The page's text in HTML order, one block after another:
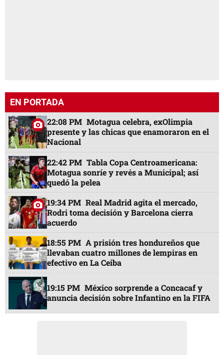
EN PORTADA
22:08 PM Motagua celebra, exOlimpia
presente y las chicas que enamoraron en el
Nacional
22:42 PM Tabla Copa Centroamericana:
Motagua sonríe y revés a Municipal; así
quedó la pelea
19:34 PM Real Madrid agita el mercado,
Rodri toma decisión y Barcelona cierra
acuerdo
18:55 PM A prisión tres hondureños que
llevaban cuatro millones de lempiras en
efectivo en La Ceiba
19:15 PM México sorprende a Concacaf y
anuncia decisión sobre Infantino en la FIFA